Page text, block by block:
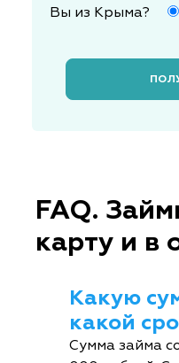
Вы из Крыма?
FAQ.
карту и в
Какую
какой
Сумма займа